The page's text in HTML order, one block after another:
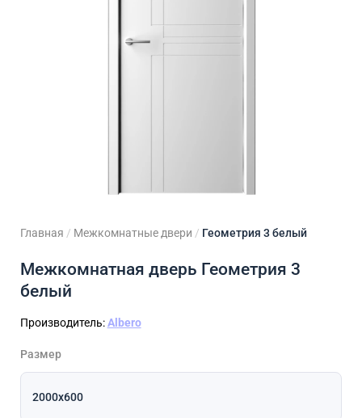
Для кухни
Главная / Межкомнатные двери / Геометрия 3 белый
Межкомнатная дверь Геометрия 3
белый
Производитель:Albero
Размер